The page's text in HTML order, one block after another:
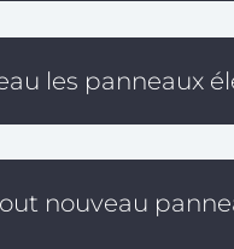
les panneaux
nouveau